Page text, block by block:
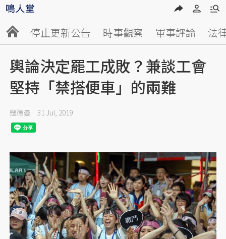
停止更新公告 時事觀察 軍事評論 法
輿論決定罷工成敗？兼談工會
堅持「禁搭便車」的兩難
寇德曼 31 Jul, 2019